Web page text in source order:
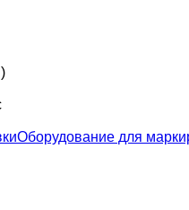
Оборудование для